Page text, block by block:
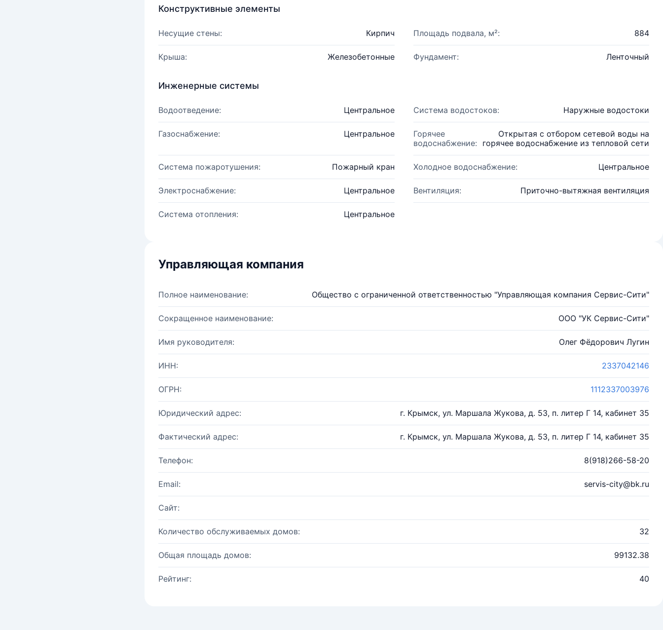
Конструктивные элементы
Несущие стены: Кирпич Площадь подвала, м²: 884
Крыша: Железобетонные Фундамент: Ленточный
Инженерные системы
Водоотведение: Центральное Система водостоков: Наружные водостоки
Газоснабжение: Центральное
Горячее
водоснабжение:
Открытая с отбором сетевой воды на
горячее водоснабжение из тепловой сети
Система пожаротушения: Пожарный кран Холодное водоснабжение: Центральное
Электроснабжение: Центральное Вентиляция: Приточно-вытяжная вентиляция
Система отопления: Центральное
Управляющая компания
Полное наименование: Общество с ограниченной ответственностью "Управляющая компания Сервис-Сити"
Сокращенное наименование: ООО "УК Сервис-Сити"
Имя руководителя: Олег Фёдорович Лугин
ИНН: 2337042146
ОГРН: 1112337003976
Юридический адрес: г. Крымск, ул. Маршала Жукова, д. 53, п. литер Г 14, кабинет 35
Фактический адрес: г. Крымск, ул. Маршала Жукова, д. 53, п. литер Г 14, кабинет 35
Телефон: 8(918)266-58-20
Email: servis-city@bk.ru
Сайт:
Количество обслуживаемых домов: 32
Общая площадь домов: 99132.38
Рейтинг: 40